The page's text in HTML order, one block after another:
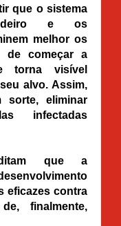
que o sistema
e os
melhor os
de começar a
torna visível
alvo. Assim,
sorte, eliminar
infectadas
que a
eficazes contra
finalmente,